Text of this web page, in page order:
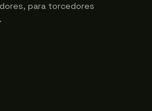
para torcedores